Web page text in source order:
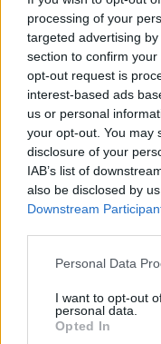
processing of your
targeted advertising
section to confirm
opt-out request is
interest-based ads
us or personal
your opt-out. You may
disclosure of your
IAB’s list of
also be disclosed by
Downstream
Personal Data
I want to opt-out
personal data.
Opted In
A
L T
O
I
S L
A
D
I S T
S
O L I
D
A I
S
S
O T
A
S
A T
O
S
I T
O
O T
A
L
I T